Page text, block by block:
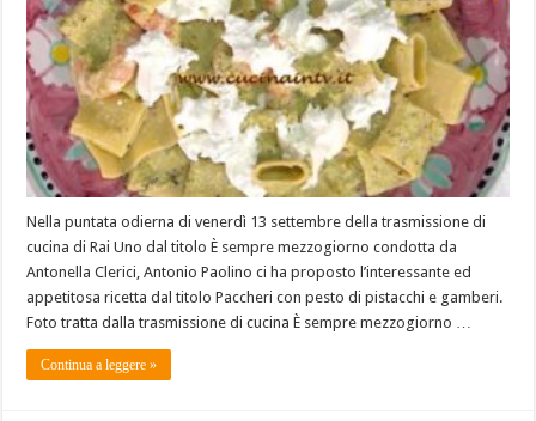
Nella puntata odierna di venerdì 13 settembre della trasmissione di
cucina di Rai Uno dal titolo È sempre mezzogiorno condotta da
Antonella Clerici, Antonio Paolino ci ha proposto l’interessante ed
appetitosa ricetta dal titolo Paccheri con pesto di pistacchi e gamberi.
Foto tratta dalla trasmissione di cucina È sempre mezzogiorno …
Continua a leggere »